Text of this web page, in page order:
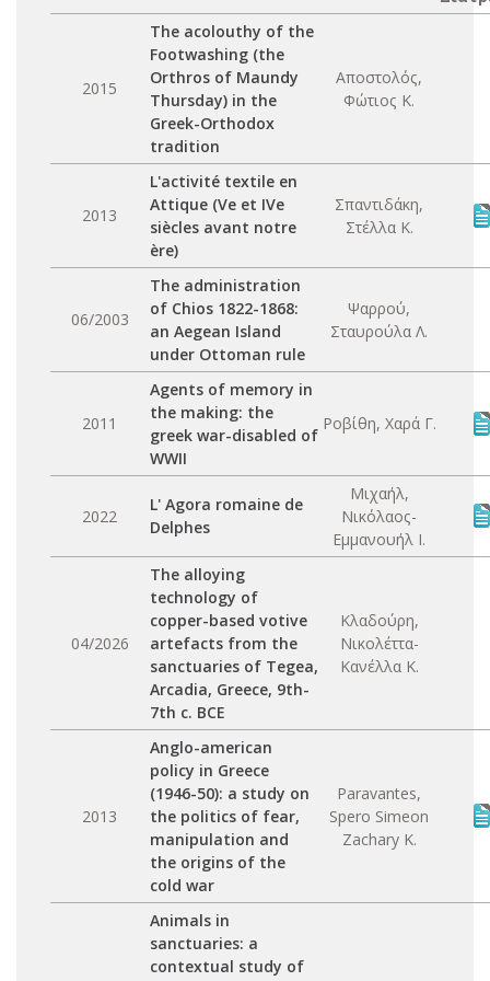
2015
The acolouthy of the
Footwashing (the
Orthros of Maundy
Thursday) in the
Greek-Orthodox
tradition
Αποστολός,
Φώτιος Κ.
2013
L'activité textile en
Attique (Ve et IVe
siècles avant notre
ère)
Σπαντιδάκη,
Στέλλα Κ.
06/2003
The administration
of Chios 1822-1868:
an Aegean Island
under Ottoman rule
Ψαρρού,
Σταυρούλα Λ.
2011
Agents of memory in
the making: the
greek war-disabled of
WWII
Ροβίθη, Χαρά Γ.
2022
L' Agora romaine de
Delphes
Μιχαήλ,
Νικόλαος-
Εμμανουήλ Ι.
04/2026
The alloying
technology of
copper-based votive
artefacts from the
sanctuaries of Tegea,
Arcadia, Greece, 9th-
7th c. BCE
Κλαδούρη,
Νικολέττα-
Κανέλλα Κ.
2013
Anglo-american
policy in Greece
(1946-50): a study on
the politics of fear,
manipulation and
the origins of the
cold war
Paravantes,
Spero Simeon
Zachary K.
Animals in
sanctuaries: a
contextual study of